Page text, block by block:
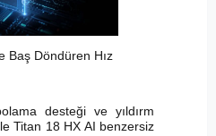
Baş Döndüren Hız
desteği ve yıldırm
Titan 18 HX AI benzersiz